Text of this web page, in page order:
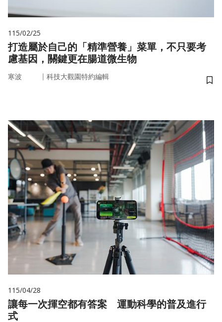
115/02/25
打造屬於自己的「精準營養」菜單，不只要考
慮基因，關鍵更在腸道微生物
寒波 ｜ 科技大觀園特約編輯
儲
115/04/28
讓每一次揮空都有答案 運動科學的普及進行
式